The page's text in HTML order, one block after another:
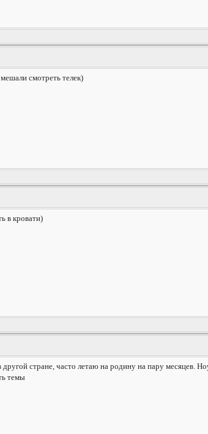
смотреть телек)
в кровати)
стране, часто летаю на родину на пару месяцев.
темы